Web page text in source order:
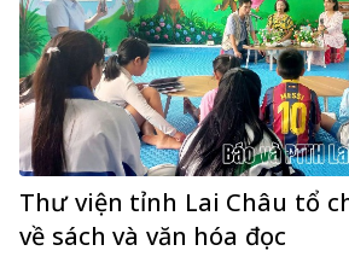
Thư viện tỉnh Lai Châu tổ
về sách và văn hóa đọc